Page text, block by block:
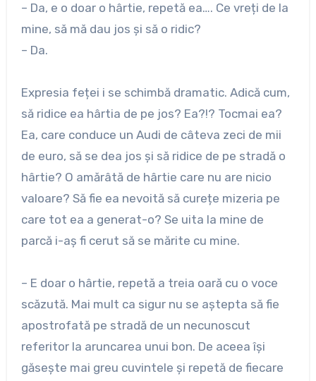
– Da, e o doar o hârtie, repetă ea…. Ce vreți de la
mine, să mă dau jos și să o ridic?
– Da.
Expresia feței i se schimbă dramatic. Adică cum,
să ridice ea hârtia de pe jos? Ea?!? Tocmai ea?
Ea, care conduce un Audi de câteva zeci de mii
de euro, să se dea jos și să ridice de pe stradă o
hârtie? O amărâtă de hârtie care nu are nicio
valoare? Să fie ea nevoită să curețe mizeria pe
care tot ea a generat-o? Se uita la mine de
parcă i-aș fi cerut să se mărite cu mine.
– E doar o hârtie, repetă a treia oară cu o voce
scăzută. Mai mult ca sigur nu se aștepta să fie
apostrofată pe stradă de un necunoscut
referitor la aruncarea unui bon. De aceea își
găsește mai greu cuvintele și repetă de fiecare